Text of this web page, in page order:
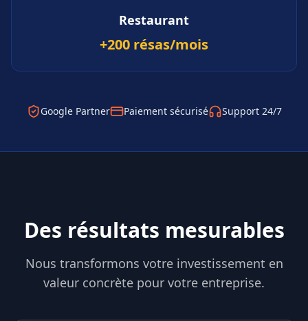
Restaurant
+200 résas/mois
Google Partner Paiement sécurisé Support 24/7
Des résultats mesurables
Nous transformons votre investissement en
valeur concrète pour votre entreprise.